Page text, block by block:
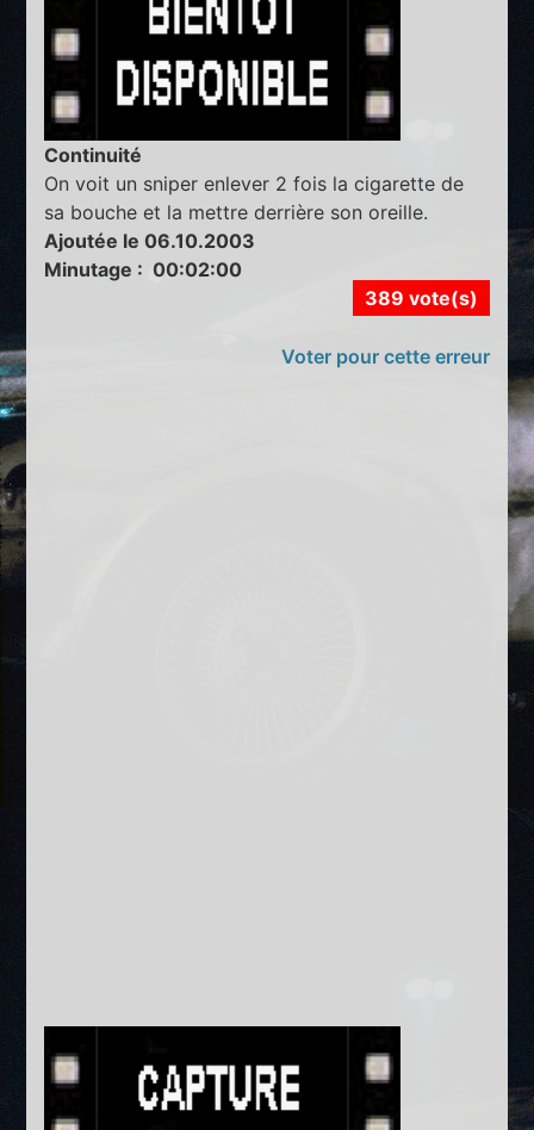
Continuité
On voit un sniper enlever 2 fois la cigarette de
sa bouche et la mettre derrière son oreille.
Ajoutée le 06.10.2003
Minutage : 00:02:00
389 vote(s)
Voter pour cette erreur